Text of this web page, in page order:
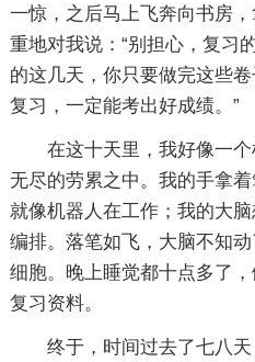
一惊，之后马上飞奔向书房
重地对我说：“别担心，复习
的这几天，你只要做完这些
复习，一定能考出好成绩。”
在这十天里，我好像一
无尽的劳累之中。我的手拿
就像机器人在工作；我的大
编排。落笔如飞，大脑不知
细胞。晚上睡觉都十点多了
复习资料。
终于，时间过去了七八